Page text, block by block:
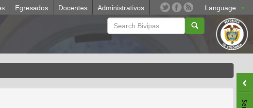
Language
Egresados Docentes Administrativos